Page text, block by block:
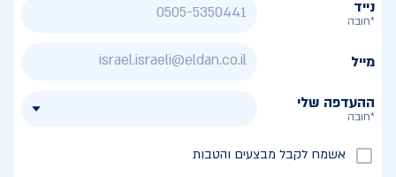
נייד
*חובה
מייל
ההעדפה שלי
*חובה
אשמח לקבל מבצעים והטבות